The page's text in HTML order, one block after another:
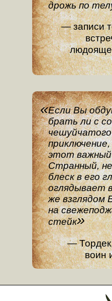
дрожь по
записи
Если Вы
брать ли с
этот
Странный,
блеск в его
оглядывает
же
на
стейк
воин